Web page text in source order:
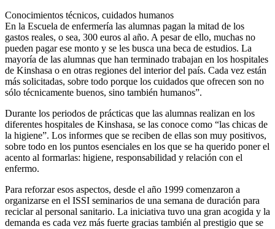
Conocimientos técnicos, cuidados humanos
En la Escuela de enfermería las alumnas pagan la mitad de los
gastos reales, o sea, 300 euros al año. A pesar de ello, muchas no
pueden pagar ese monto y se les busca una beca de estudios. La
mayoría de las alumnas que han terminado trabajan en los hospitales
de Kinshasa o en otras regiones del interior del país. Cada vez están
más solicitadas, sobre todo porque los cuidados que ofrecen son no
sólo técnicamente buenos, sino también humanos”.
Durante los periodos de prácticas que las alumnas realizan en los
diferentes hospitales de Kinshasa, se las conoce como “las chicas de
la higiene”. Los informes que se reciben de ellas son muy positivos,
sobre todo en los puntos esenciales en los que se ha querido poner el
acento al formarlas: higiene, responsabilidad y relación con el
enfermo.
Para reforzar esos aspectos, desde el año 1999 comenzaron a
organizarse en el ISSI seminarios de una semana de duración para
reciclar al personal sanitario. La iniciativa tuvo una gran acogida y la
demanda es cada vez más fuerte gracias también al prestigio que se